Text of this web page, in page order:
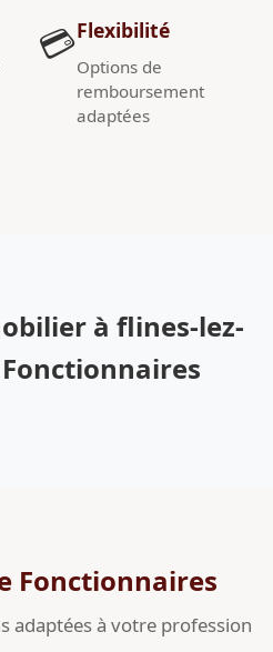
💳Flexibilité
Options de
remboursement
adaptées
à flines-lez-
Fonctionnaires
adaptées à votre profession